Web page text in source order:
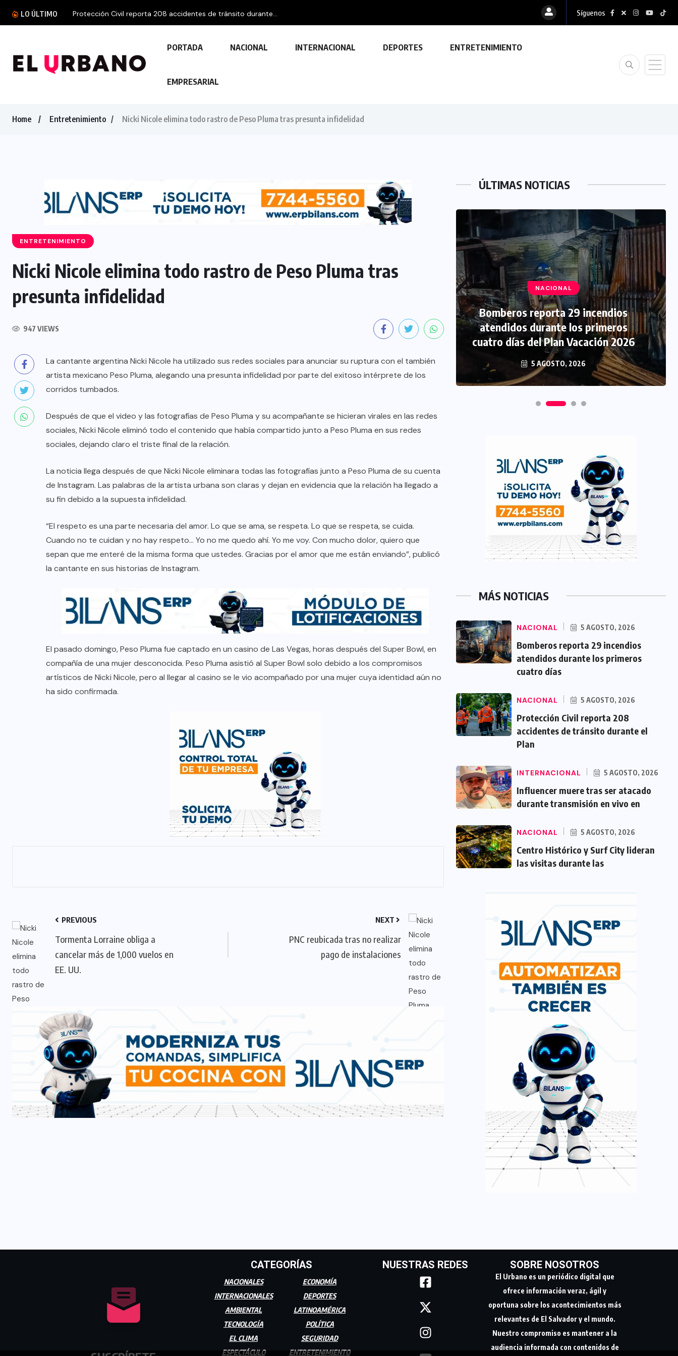
LO ÚLTIMO Síguenos
PORTADA NACIONAL INTERNACIONAL DEPORTES ENTRETENIMIENTO
EMPRESARIAL
Home Entretenimiento Nicki Nicole elimina todo rastro de Peso Pluma tras presunta infidelidad
ENTRETENIMIENTO
Nicki Nicole elimina todo rastro de Peso Pluma tras
presunta infidelidad
947 VIEWS
La cantante argentina Nicki Nicole ha utilizado sus redes sociales para anunciar su ruptura con el también
artista mexicano Peso Pluma, alegando una presunta infidelidad por parte del exitoso intérprete de los
corridos tumbados.
Después de que el video y las fotografías de Peso Pluma y su acompañante se hicieran virales en las redes
sociales, Nicki Nicole eliminó todo el contenido que había compartido junto a Peso Pluma en sus redes
sociales, dejando claro el triste final de la relación.
La noticia llega después de que Nicki Nicole eliminara todas las fotografías junto a Peso Pluma de su cuenta
de Instagram. Las palabras de la artista urbana son claras y dejan en evidencia que la relación ha llegado a
su fin debido a la supuesta infidelidad.
“El respeto es una parte necesaria del amor. Lo que se ama, se respeta. Lo que se respeta, se cuida.
Cuando no te cuidan y no hay respeto… Yo no me quedo ahí. Yo me voy. Con mucho dolor, quiero que
sepan que me enteré de la misma forma que ustedes. Gracias por el amor que me están enviando”, publicó
la cantante en sus historias de Instagram.
El pasado domingo, Peso Pluma fue captado en un casino de Las Vegas, horas después del Super Bowl, en
compañía de una mujer desconocida. Peso Pluma asistió al Super Bowl solo debido a los compromisos
artísticos de Nicki Nicole, pero al llegar al casino se le vio acompañado por una mujer cuya identidad aún no
ha sido confirmada.
PREVIOUS
Tormenta Lorraine obliga a
cancelar más de 1,000 vuelos en
EE. UU.
NEXT
PNC reubicada tras no realizar
pago de instalaciones
ÚLTIMAS NOTICIAS
INTERNACIONAL
5 AGOSTO, 2026
23 FEBRERO, 2024
NACIONAL
Bomberos reporta 29 incendios
atendidos durante los primeros
cuatro días del Plan Vacación 2026
5 AGOSTO, 2026
MÁS NOTICIAS
NACIONAL 5 AGOSTO, 2026
Bomberos reporta 29 incendios
atendidos durante los primeros
cuatro días
NACIONAL 5 AGOSTO, 2026
Protección Civil reporta 208
accidentes de tránsito durante el
Plan
INTERNACIONAL 5 AGOSTO, 2026
Influencer muere tras ser atacado
durante transmisión en vivo en
NACIONAL 5 AGOSTO, 2026
Centro Histórico y Surf City lideran
las visitas durante las
CATEGORÍAS
NACIONALES
INTERNACIONALES
AMBIENTAL
TECNOLOGÍA
EL CLIMA
ESPECTÁCULO
ECONOMÍA
DEPORTES
LATINOAMÉRICA
POLÍTICA
SEGURIDAD
ENTRETENIMIENTO
NUESTRAS REDES SOBRE NOSOTROS
El Urbano es un periódico digital que
ofrece información veraz, ágil y
oportuna sobre los acontecimientos más
relevantes de El Salvador y el mundo.
Nuestro compromiso es mantener a la
audiencia informada con contenidos de